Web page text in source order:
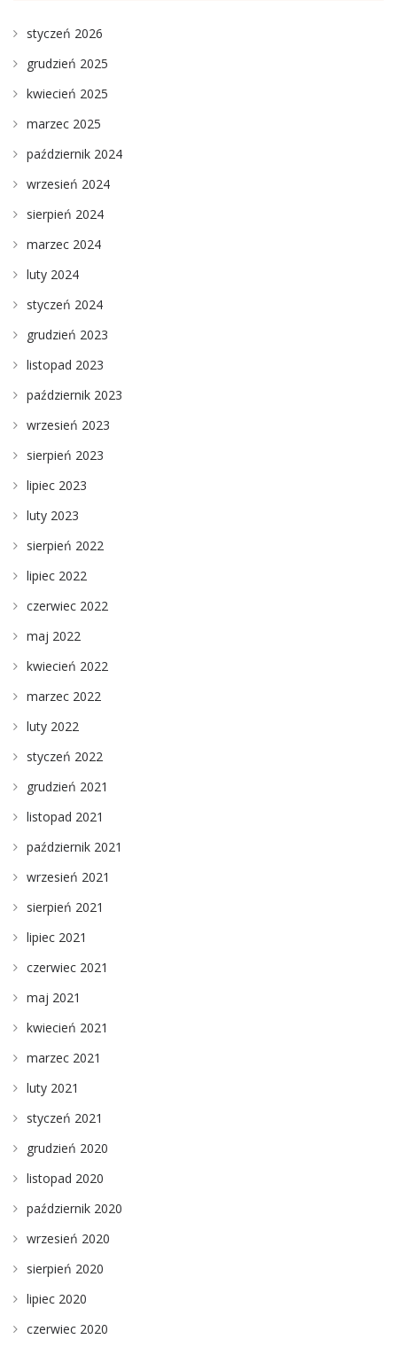
styczeń 2026
grudzień 2025
kwiecień 2025
marzec 2025
październik 2024
wrzesień 2024
sierpień 2024
marzec 2024
luty 2024
styczeń 2024
grudzień 2023
listopad 2023
październik 2023
wrzesień 2023
sierpień 2023
lipiec 2023
luty 2023
sierpień 2022
lipiec 2022
czerwiec 2022
maj 2022
kwiecień 2022
marzec 2022
luty 2022
styczeń 2022
grudzień 2021
listopad 2021
październik 2021
wrzesień 2021
sierpień 2021
lipiec 2021
czerwiec 2021
maj 2021
kwiecień 2021
marzec 2021
luty 2021
styczeń 2021
grudzień 2020
listopad 2020
październik 2020
wrzesień 2020
sierpień 2020
lipiec 2020
czerwiec 2020